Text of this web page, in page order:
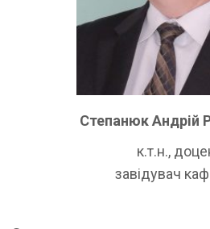
Степанюк Андрій
к.т.н.,
завідувач